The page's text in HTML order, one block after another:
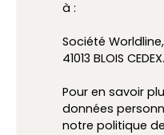
à :
Société Worldline,
41013 BLOIS CEDEX.
Pour en savoir
données
notre politique